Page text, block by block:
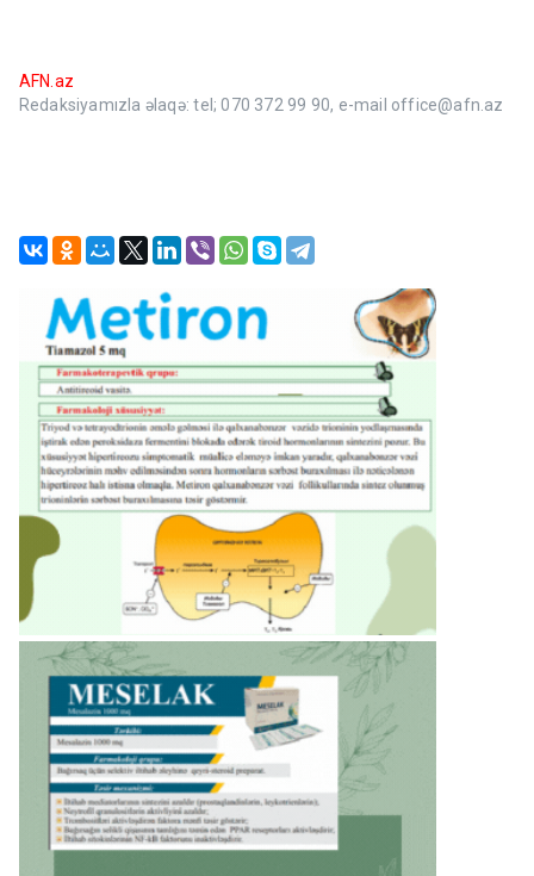
AFN.az
Redaksiyamızla əlaqə: tel; 070 372 99 90, e-mail office@afn.az